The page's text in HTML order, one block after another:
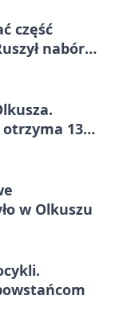
część
nabór
134
w Olkuszu